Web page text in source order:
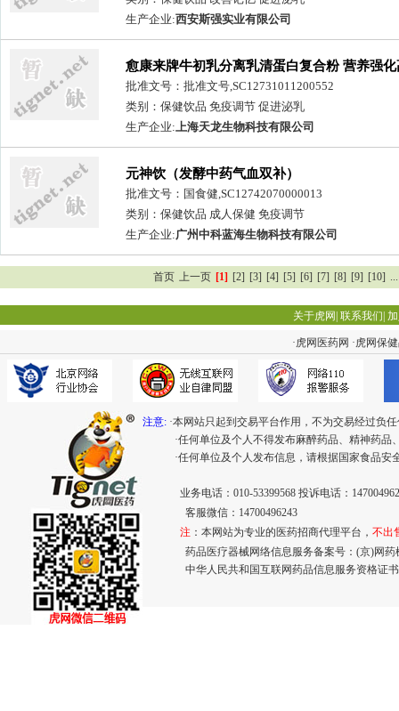
生产企业:西安斯强实业有限公司
愈康来牌牛初乳分离乳清蛋白复合粉 营养强化
蛋白 营养食品代理加盟
批准文号：批准文号,SC12731011200552
类别：保健饮品 免疫调节 促进泌乳
生产企业:上海天龙生物科技有限公司
元神饮（发酵中药气血双补）
批准文号：国食健,SC12742070000013
类别：保健饮品 成人保健 免疫调节
生产企业:广州中科蓝海生物科技有限公司
首页 上一页 [1] [2] [3] [4] [5] [6] [7] [8] [9] [10] ...
关于虎网 联系我们
·虎网医药网 ·虎网保
注意: ·本网站只起到交易平台作用，不为交易经过负
·任何单位及个人不得发布麻醉药品、精神药
·任何单位及个人发布信息，请根据国家食品
业务电话：010-53399568 投诉电话：
客服微信：14700496243
注 ：本网站为专业的医药招商代理平台， 不出
药品医疗器械网络信息服务备案号：(京)网
中华人民共和国互联网药品信息服务资格证